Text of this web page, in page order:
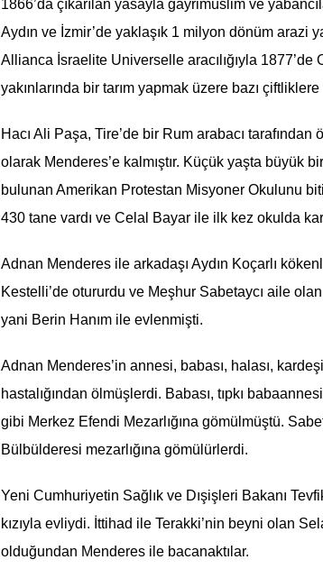
1866’da çıkarılan yasayla gayrimüslim ve
Aydın ve İzmir’de yaklaşık 1 milyon dönüm arazi
Allianca İsraelite Universelle aracılığıyla 1877’de
yakınlarında bir tarım yapmak üzere bazı
Hacı Ali Paşa, Tire’de bir Rum arabacı
olarak Menderes’e kalmıştır. Küçük yaşta büyük
bulunan Amerikan Protestan Misyoner Okulunu
430 tane vardı ve Celal Bayar ile ilk kez okulda
Adnan Menderes ile arkadaşı Aydın Koçarlı
Kestelli’de otururdu ve Meşhur Sabetaycı aile
yani Berin Hanım ile evlenmişti.
Adnan Menderes’in annesi, babası, halası,
hastalığından ölmüşlerdi. Babası, tıpkı
gibi Merkez Efendi Mezarlığına gömülmüştü.
Bülbülderesi mezarlığına gömülürlerdi.
Yeni Cumhuriyetin Sağlık ve Dışişleri Bakanı
kızıyla evliydi. İttihad ile Terakki’nin beyni olan
olduğundan Menderes ile bacanaktılar.